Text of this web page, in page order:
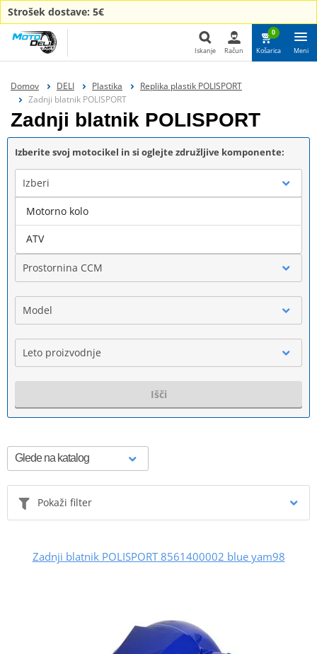
Strošek dostave: 5€
Iskanje Račun
0
Košarica Meni
Domov DELI Plastika
Replika plastik POLISPORT
Zadnji blatnik POLISPORT
Zadnji blatnik POLISPORT
Izberite svoj motocikel in si oglejte združljive komponente:
Izberi
Blagovna znamka
Prostornina CCM
Model
Leto proizvodnje
Išči
Pokaži filter
Zadnji blatnik POLISPORT 8561400002 blue yam98
Motorno kolo
ATV